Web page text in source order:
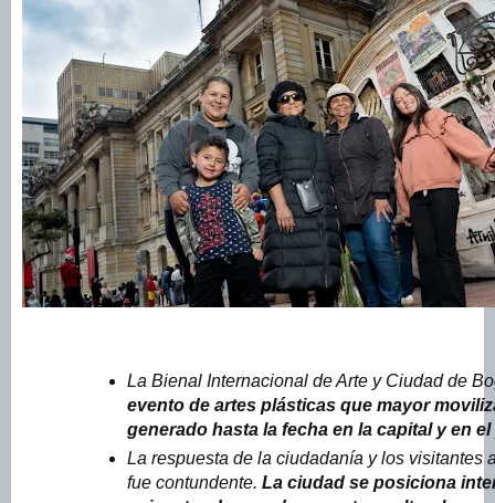
La Bienal Internacional de Arte y Ciudad de
evento de artes plásticas que mayor
generado hasta la fecha en la capital y en el
La respuesta de la ciudadanía y los visitantes
fue contundente. La ciudad se posiciona